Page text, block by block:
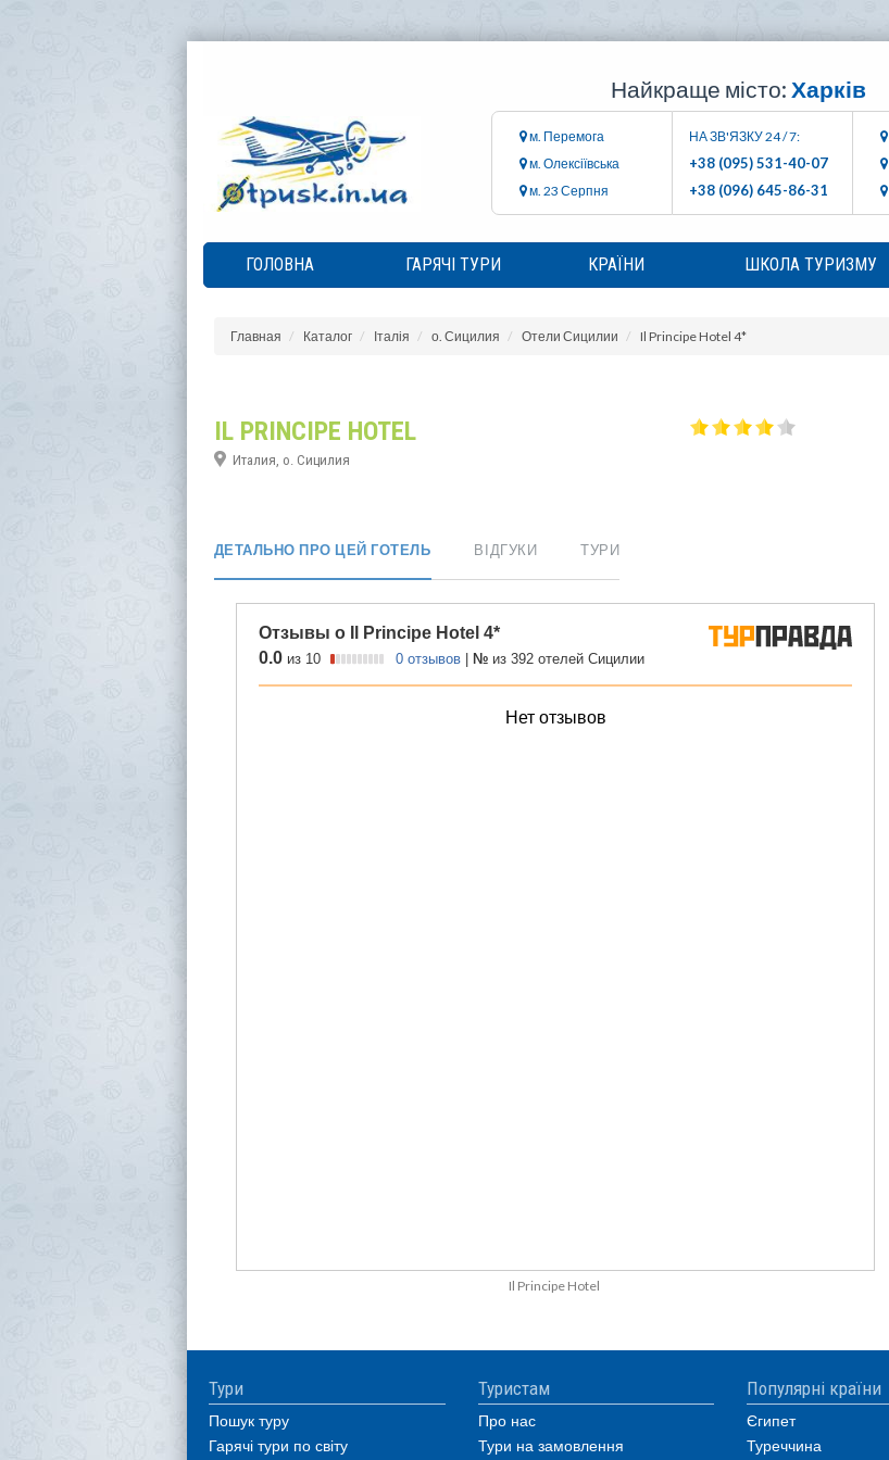
Найкраще місто: Харків
м. Перемога
м. Олексіївська
м. 23 Серпня
НА ЗВ'ЯЗКУ 24 / 7:
+38 (095) 531-40-07
+38 (096) 645-86-31
ГОЛОВНА ГАРЯЧІ ТУРИ КРАЇНИ ШКОЛА ТУРИЗМУ
Главная Каталог Італія о. Сицилия Отели Сицилии Il Principe Hotel 4*
IL PRINCIPE HOTEL
Италия, о. Сицилия
ДЕТАЛЬНО ПРО ЦЕЙ ГОТЕЛЬ ВІДГУКИ ТУРИ
Il Principe Hotel
Тури
Пошук туру
Гарячі тури по світу
Туристам
Про нас
Тури на замовлення
Популярні країни
Єгипет
Туреччина